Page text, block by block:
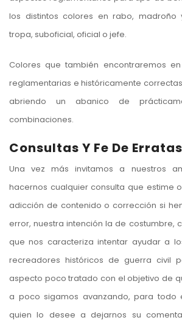
los distintos colores en rabo, madroño
tropa, suboficial, oficial o jefe.
Colores que también encontraremos
reglamentarias e históricamente
abriendo un abanico de
combinaciones.
Consultas Y Fe De Erratas
Una vez más invitamos a nuestros
hacernos cualquier consulta que estime
adicción de contenido o corrección si
error, nuestra intención la de costumbre,
que nos caracteriza intentar ayudar a
recreadores históricos de guerra civil
aspecto poco tratado con el objetivo de
a poco sigamos avanzando, para todo
quien lo desee a dejarnos su